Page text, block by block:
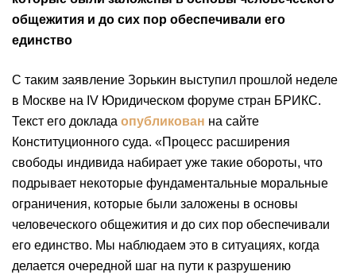
общежития и до сих пор обеспечивали его
единство
С таким заявление Зорькин выступил прошлой неделе
в Москве на IV Юридическом форуме стран БРИКС.
Текст его доклада опубликован на сайте
Конституционного суда. «Процесс расширения
свободы индивида набирает уже такие обороты, что
подрывает некоторые фундаментальные моральные
ограничения, которые были заложены в основы
человеческого общежития и до сих пор обеспечивали
его единство. Мы наблюдаем это в ситуациях, когда
делается очередной шаг на пути к разрушению